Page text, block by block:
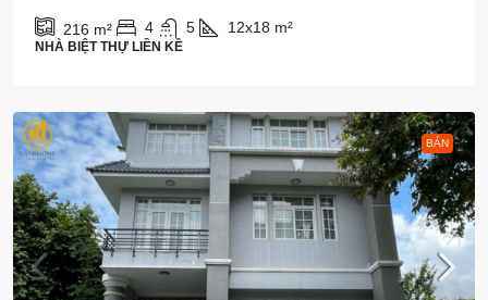
216 m² 4 5 12x18 m²
NHÀ BIỆT THỰ LIỀN KỀ
BÁN